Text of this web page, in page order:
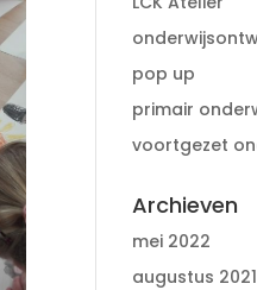
pop up
primair
voortgezet
Archieven
mei 2022
augustus 2021